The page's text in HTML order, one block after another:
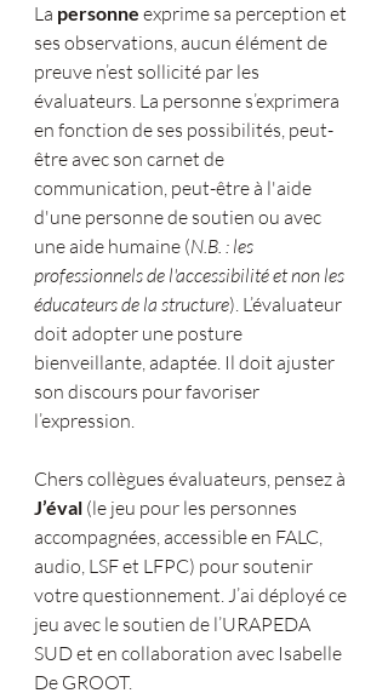
La personne exprime sa perception et
ses observations, aucun élément de
preuve n’est sollicité par les
évaluateurs. La personne s’exprimera
en fonction de ses possibilités, peut-
être avec son carnet de
communication, peut-être à l'aide
d'une personne de soutien ou avec
une aide humaine (N.B. : les
professionnels de l'accessibilité et non les
éducateurs de la structure). L’évaluateur
doit adopter une posture
bienveillante, adaptée. Il doit ajuster
son discours pour favoriser
l’expression.
Chers collègues évaluateurs, pensez à
J’éval (le jeu pour les personnes
accompagnées, accessible en FALC,
audio, LSF et LFPC) pour soutenir
votre questionnement. J’ai déployé ce
jeu avec le soutien de l’URAPEDA
SUD et en collaboration avec Isabelle
De GROOT.